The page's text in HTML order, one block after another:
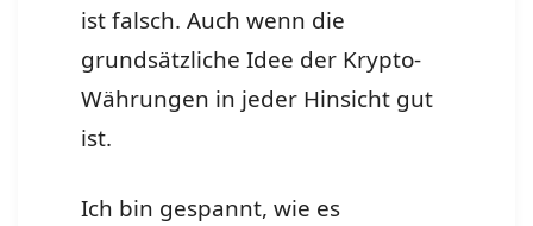
ist falsch. Auch wenn die
grundsätzliche Idee der Krypto-
Währungen in jeder Hinsicht gut
ist.
Ich bin gespannt, wie es